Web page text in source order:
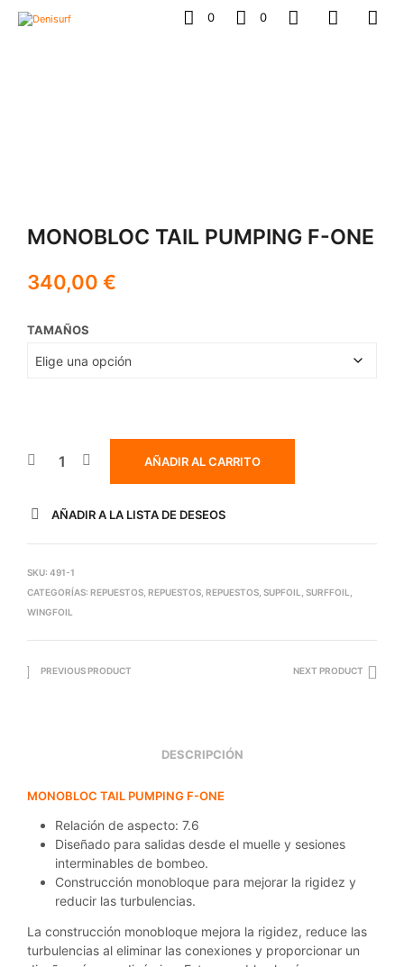
0 0
MONOBLOC TAIL PUMPING F-ONE
340,00 €
TAMAÑOS
AÑADIR AL CARRITO
AÑADIR A LA LISTA DE DESEOS
SKU: 491-1
CATEGORÍAS: REPUESTOS REPUESTOS REPUESTOS SUPFOIL SURFFOIL
WINGFOIL
PREVIOUS PRODUCT NEXT PRODUCT
DESCRIPCIÓN
MONOBLOC TAIL PUMPING F-ONE
Relación de aspecto: 7.6
Diseñado para salidas desde el muelle y sesiones
interminables de bombeo.
Construcción monobloque para mejorar la rigidez y
reducir las turbulencias.
La construcción monobloque mejora la rigidez, reduce las
turbulencias al eliminar las conexiones y proporcionar un